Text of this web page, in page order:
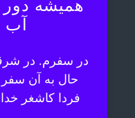
همیشه دور
در سفرم. در
حال به آن
فردا کاشغر